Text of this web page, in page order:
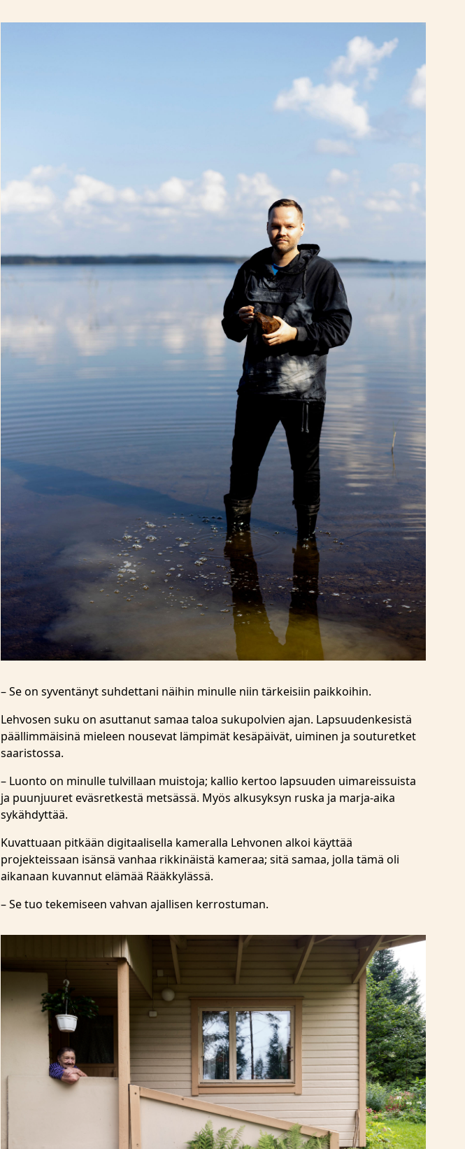
– Se on syventänyt suhdettani näihin minulle niin tärkeisiin paikkoihin.
Lehvosen suku on asuttanut samaa taloa sukupolvien ajan. Lapsuudenkesistä
päällimmäisinä mieleen nousevat lämpimät kesäpäivät, uiminen ja souturetket
saaristossa.
– Luonto on minulle tulvillaan muistoja; kallio kertoo lapsuuden uimareissuista
ja puunjuuret eväsretkestä metsässä. Myös alkusyksyn ruska ja marja-aika
sykähdyttää.
Kuvattuaan pitkään digitaalisella kameralla Lehvonen alkoi käyttää
projekteissaan isänsä vanhaa rikkinäistä kameraa; sitä samaa, jolla tämä oli
aikanaan kuvannut elämää Rääkkylässä.
– Se tuo tekemiseen vahvan ajallisen kerrostuman.